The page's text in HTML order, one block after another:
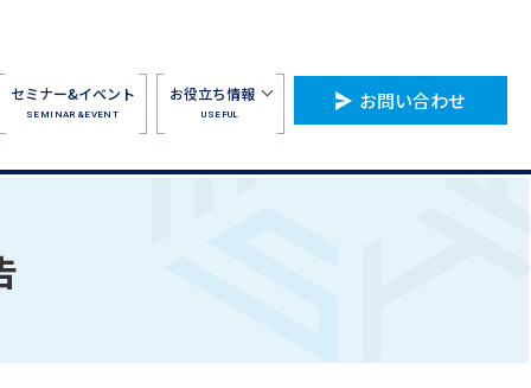
セミナー&イベント
SEMINAR&EVENT
お役立ち情報
USEFUL
お問い合わせ